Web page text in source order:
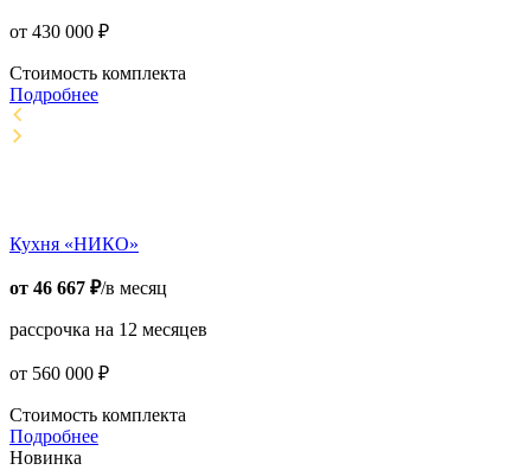
от 430 000 ₽
Стоимость комплекта
Подробнее
Кухня «НИКО»
от 46 667 ₽/в месяц
рассрочка на 12 месяцев
от 560 000 ₽
Стоимость комплекта
Подробнее
Новинка